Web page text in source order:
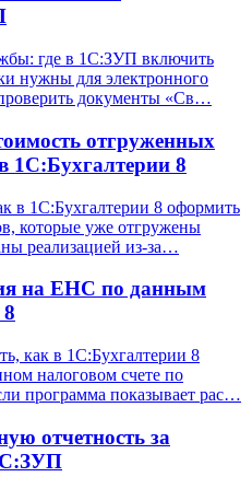
где в 1С:ЗУП включить
нужны для электронного
документы «Св…
отгруженных
1С:Бухгалтерии 8
в 1С:Бухгалтерии 8 оформить
которые уже отгружены
реализацией из-за…
на ЕНС по данным
как в 1С:Бухгалтерии 8
налоговом счете по
программа показывает рас…
отчетность за